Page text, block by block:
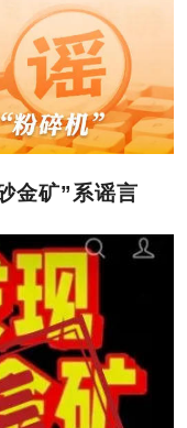
金矿”系谣言